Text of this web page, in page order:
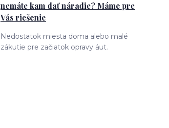
nemáte kam dať náradie? Máme pre
Vás riešenie
Nedostatok miesta doma alebo malé
zákutie pre začiatok opravy áut.